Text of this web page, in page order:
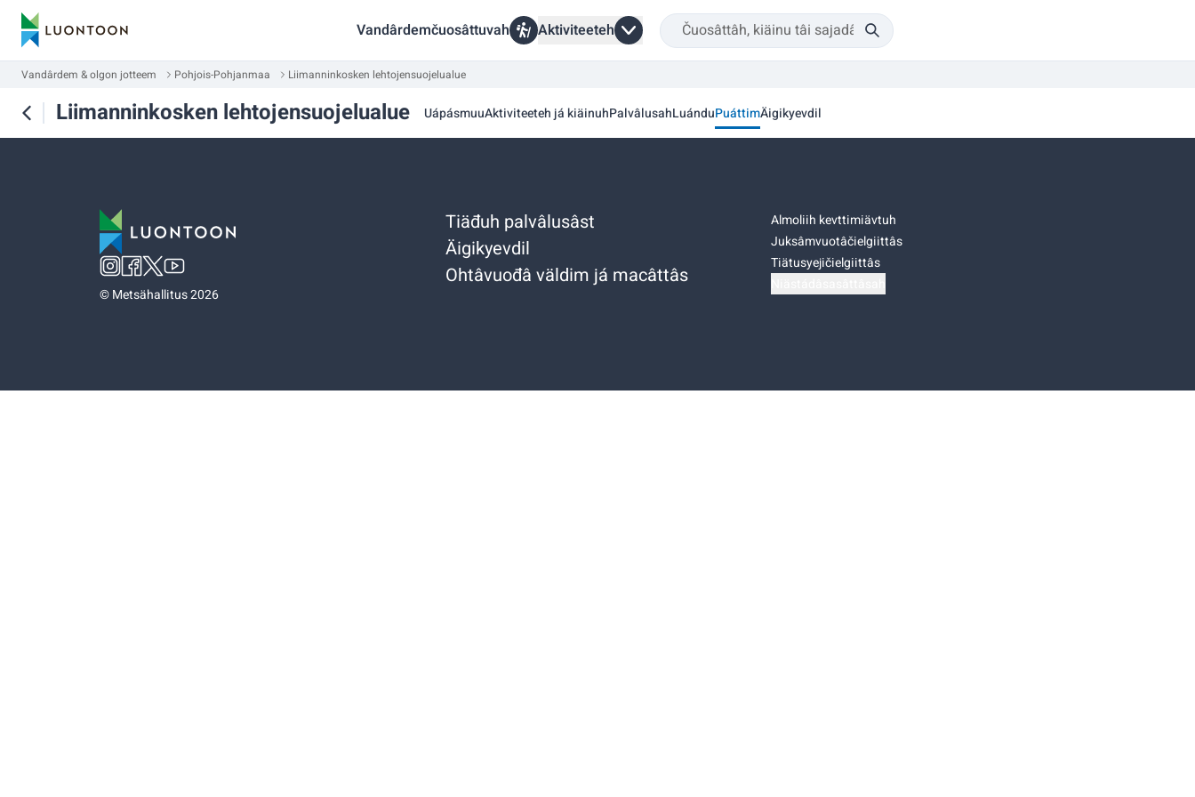
Vandârdemčuosâttuvah Aktiviteeteh
Vandârdem & olgon jotteem Pohjois-Pohjanmaa Liimanninkosken lehtojensuojelualue
Liimanninkosken lehtojensuojelualue UápásmuuAktiviteeteh já kiäinuhPalvâlusahLuánduPuáttimÄigikyevdil
©Metsähallitus 2026
Tiäđuh palvâlusâst
Äigikyevdil
Ohtâvuođâ väldim já macâttâs
Almoliih kevttimiävtuh
Juksâmvuotâčielgiittâs
Tiätusyejičielgiittâs